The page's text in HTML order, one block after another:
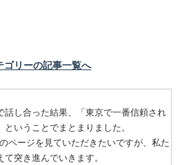
ゴリーの記事一覧へ
話し合った結果、「東京で一番信頼され
いうことでまとまりました。
ページを見ていただきたいですが、私た
突き進んでいきます。